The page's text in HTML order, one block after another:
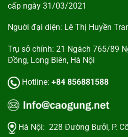
cấp ngày 31/03/2021
Nguời đại diện: Lê Thị Huyền
Trụ sở chính: 21 Ngách 765/89
Đồng, Long Biên, Hà Nội
Hotline: +84 856881588
Hà Nội: 228 Đường Bưởi, P.